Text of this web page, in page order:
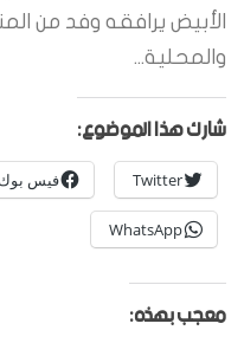
الأبيض يرافقه وفد من
والمحلية...
شارك هذا الموضوع:
Twitter فيس بوك
WhatsApp
معجب بهذه: